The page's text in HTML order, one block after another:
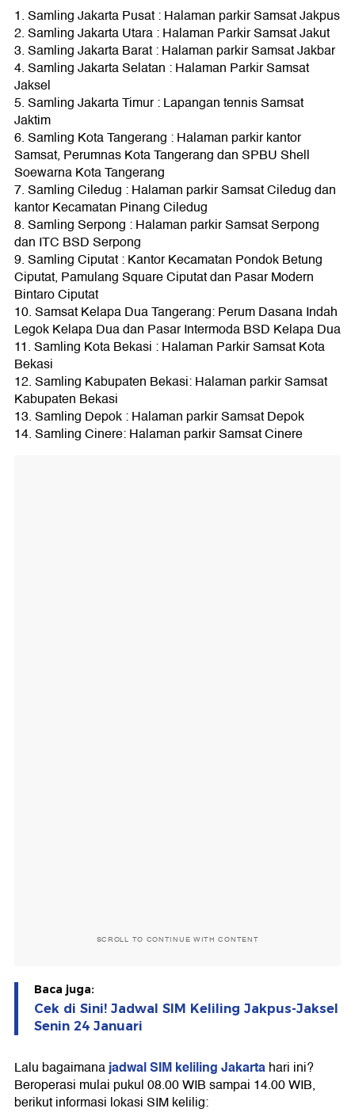
1. Samling Jakarta Pusat : Halaman parkir Samsat Jakpus
2. Samling Jakarta Utara : Halaman Parkir Samsat Jakut
3. Samling Jakarta Barat : Halaman parkir Samsat Jakbar
4. Samling Jakarta Selatan : Halaman Parkir Samsat
Jaksel
5. Samling Jakarta Timur : Lapangan tennis Samsat
Jaktim
6. Samling Kota Tangerang : Halaman parkir kantor
Samsat, Perumnas Kota Tangerang dan SPBU Shell
Soewarna Kota Tangerang
7. Samling Ciledug : Halaman parkir Samsat Ciledug dan
kantor Kecamatan Pinang Ciledug
8. Samling Serpong : Halaman parkir Samsat Serpong
dan ITC BSD Serpong
9. Samling Ciputat : Kantor Kecamatan Pondok Betung
Ciputat, Pamulang Square Ciputat dan Pasar Modern
Bintaro Ciputat
10. Samsat Kelapa Dua Tangerang: Perum Dasana Indah
Legok Kelapa Dua dan Pasar Intermoda BSD Kelapa Dua
11. Samling Kota Bekasi : Halaman Parkir Samsat Kota
Bekasi
12. Samling Kabupaten Bekasi: Halaman parkir Samsat
Kabupaten Bekasi
13. Samling Depok : Halaman parkir Samsat Depok
14. Samling Cinere: Halaman parkir Samsat Cinere
SCROLL TO CONTINUE WITH CONTENT
Baca juga:
Cek di Sini! Jadwal SIM Keliling Jakpus-Jaksel
Senin 24 Januari
Lalu bagaimanajadwal SIM keliling Jakartahari ini?
Beroperasi mulai pukul 08.00 WIB sampai 14.00 WIB,
berikut informasi lokasi SIM kelilig: